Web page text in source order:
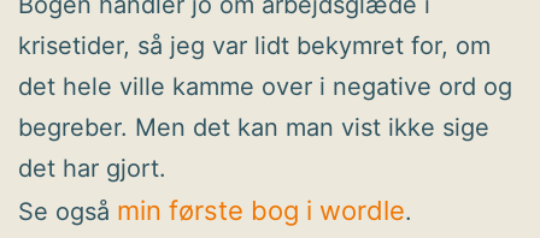
krisetider, så jeg var lidt bekymret for, om
det hele ville kamme over i negative ord og
begreber. Men det kan man vist ikke sige
det har gjort.
Se også min første bog i wordle.